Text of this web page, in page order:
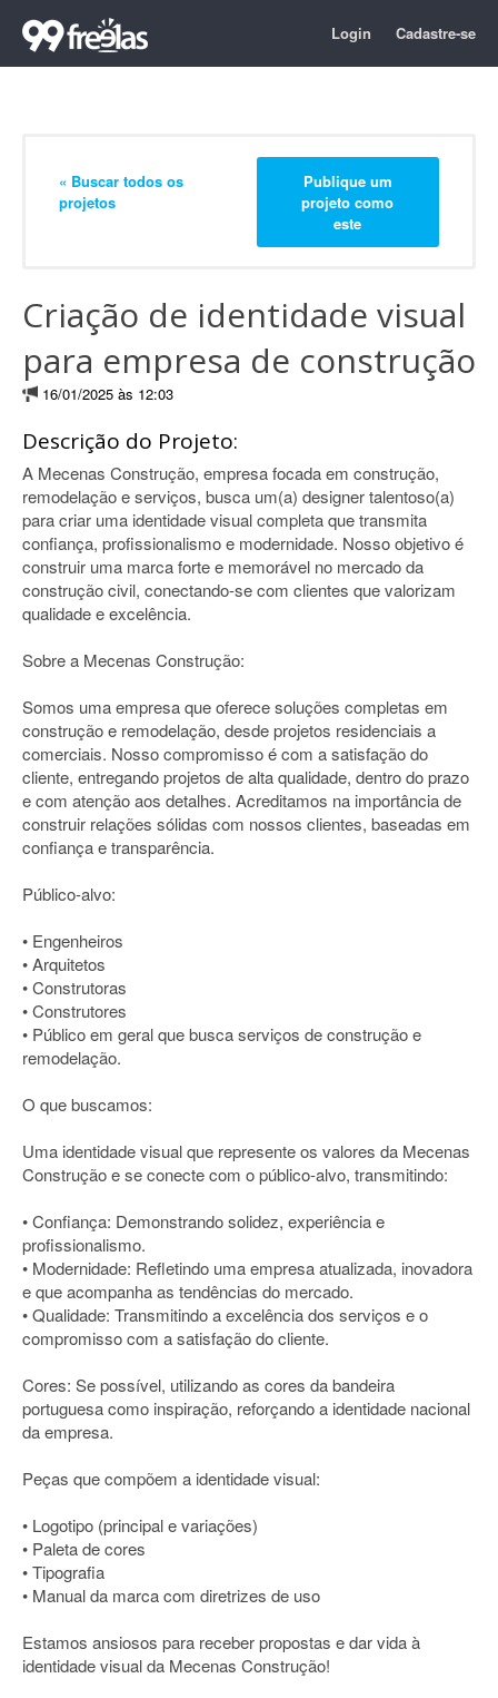
Login Cadastre-se
« Buscar todos os
projetos
Publique um
projeto como
este
Criação de identidade visual
para empresa de construção
16/01/2025 às 12:03
Descrição do Projeto:
A Mecenas Construção, empresa focada em construção,
remodelação e serviços, busca um(a) designer talentoso(a)
para criar uma identidade visual completa que transmita
confiança, profissionalismo e modernidade. Nosso objetivo é
construir uma marca forte e memorável no mercado da
construção civil, conectando-se com clientes que valorizam
qualidade e excelência.
Sobre a Mecenas Construção:
Somos uma empresa que oferece soluções completas em
construção e remodelação, desde projetos residenciais a
comerciais. Nosso compromisso é com a satisfação do
cliente, entregando projetos de alta qualidade, dentro do prazo
e com atenção aos detalhes. Acreditamos na importância de
construir relações sólidas com nossos clientes, baseadas em
confiança e transparência.
Público-alvo:
• Engenheiros
• Arquitetos
• Construtoras
• Construtores
• Público em geral que busca serviços de construção e
remodelação.
O que buscamos:
Uma identidade visual que represente os valores da Mecenas
Construção e se conecte com o público-alvo, transmitindo:
• Confiança: Demonstrando solidez, experiência e
profissionalismo.
• Modernidade: Refletindo uma empresa atualizada, inovadora
e que acompanha as tendências do mercado.
• Qualidade: Transmitindo a excelência dos serviços e o
compromisso com a satisfação do cliente.
Cores: Se possível, utilizando as cores da bandeira
portuguesa como inspiração, reforçando a identidade nacional
da empresa.
Peças que compõem a identidade visual:
• Logotipo (principal e variações)
• Paleta de cores
• Tipografia
• Manual da marca com diretrizes de uso
Estamos ansiosos para receber propostas e dar vida à
identidade visual da Mecenas Construção!